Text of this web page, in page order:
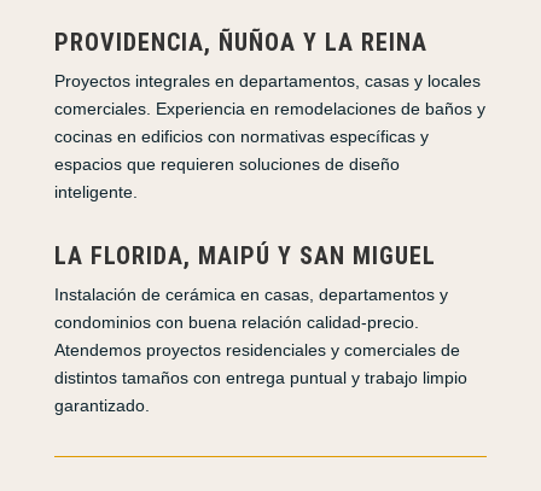
PROVIDENCIA, ÑUÑOA Y LA REINA
Proyectos integrales en departamentos, casas y locales
comerciales. Experiencia en remodelaciones de baños y
cocinas en edificios con normativas específicas y
espacios que requieren soluciones de diseño
inteligente.
LA FLORIDA, MAIPÚ Y SAN MIGUEL
Instalación de cerámica en casas, departamentos y
condominios con buena relación calidad-precio.
Atendemos proyectos residenciales y comerciales de
distintos tamaños con entrega puntual y trabajo limpio
garantizado.